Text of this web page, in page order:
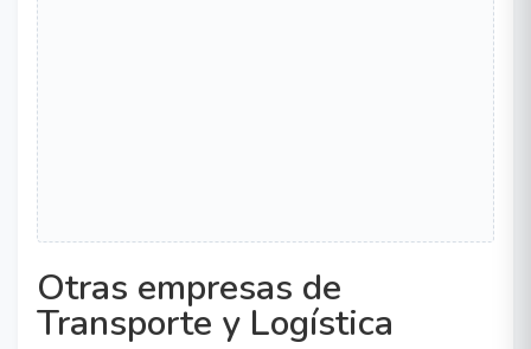
Otras empresas de
Transporte y Logística